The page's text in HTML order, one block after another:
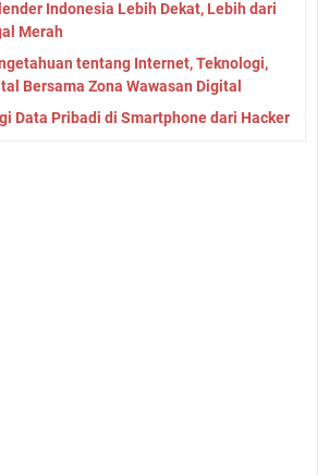
Indonesia Lebih Dekat, Lebih dari
Merah
tentang Internet, Teknologi,
Bersama Zona Wawasan Digital
Data Pribadi di Smartphone dari Hacker